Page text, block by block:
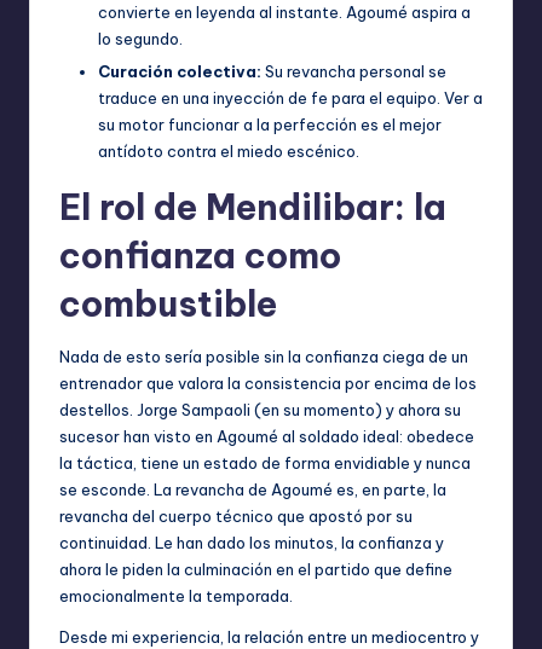
convierte en leyenda al instante. Agoumé aspira a
lo segundo.
Curación colectiva: Su revancha personal se
traduce en una inyección de fe para el equipo. Ver a
su motor funcionar a la perfección es el mejor
antídoto contra el miedo escénico.
El rol de Mendilibar: la
confianza como
combustible
Nada de esto sería posible sin la confianza ciega de un
entrenador que valora la consistencia por encima de los
destellos. Jorge Sampaoli (en su momento) y ahora su
sucesor han visto en Agoumé al soldado ideal: obedece
la táctica, tiene un estado de forma envidiable y nunca
se esconde. La revancha de Agoumé es, en parte, la
revancha del cuerpo técnico que apostó por su
continuidad. Le han dado los minutos, la confianza y
ahora le piden la culminación en el partido que define
emocionalmente la temporada.
Desde mi experiencia, la relación entre un mediocentro y